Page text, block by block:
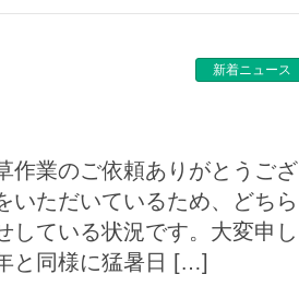
新着ニュース
作業のご依頼ありがとうござ
いただいているため、どちら
している状況です。大変申し
と同様に猛暑日 […]